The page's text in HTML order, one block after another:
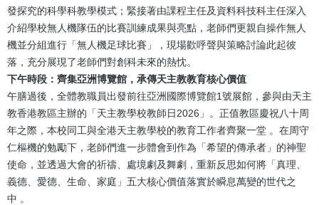
發探究的科學科教學模式；緊接著由課程主任及資料科技科主任深入
介紹學校無人機隊伍的比賽訓練成果與亮點，老師們更親自操作無人
機並分組進行「無人機足球比賽」，現場歡呼聲與策略討論此起彼
落，充分展現了老師們對創科未來的熱忱。
下午時段：齊集亞洲博覽館，承傳天主教教育核心價值
午膳過後，全體教職員出發前往亞洲國際博覽館1號展館，參與由天主
教香港教區主辦的「天主教學校教師日2026」。正值教區慶祝八十周
年之際，本校同工與全港天主教學校的教育工作者齊聚一堂 。在周守
仁樞機的勉勵下，老師們進一步體會到作為「希望的傳承者」的神聖
使命，並透過大會的祈禱、處境劇及舞劇，重新反思如何將「真理、
義德、愛德、生命、家庭」五大核心價值落實於瞬息萬變的世代之
中 。